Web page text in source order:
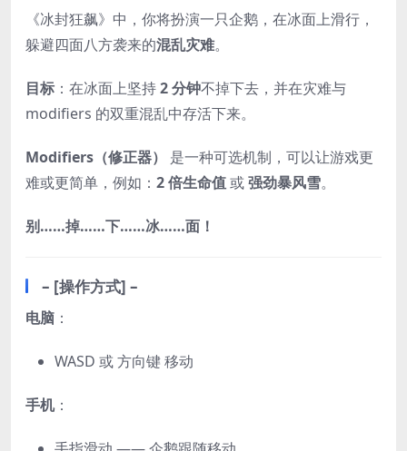
《冰封狂飙》中，你将扮演一只企鹅，在冰面上滑行，
躲避四面八方袭来的混乱灾难。
目标 ：在冰面上坚持2 分钟不掉下去，并在灾难与
modifiers 的双重混乱中存活下来。
Modifiers（修正器）
是一种可选机制，可以让游戏更
难或更简单，例如： 2 倍生命值或强劲暴风雪。
别……掉……下……冰……面！
– [操作方式] –
电脑 ：
WASD 或 方向键 移动
手机：